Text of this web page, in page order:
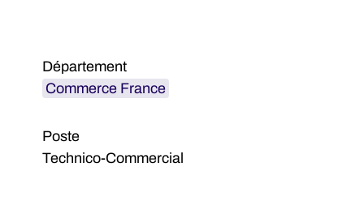
Département
Commerce France
Poste
Technico-Commercial